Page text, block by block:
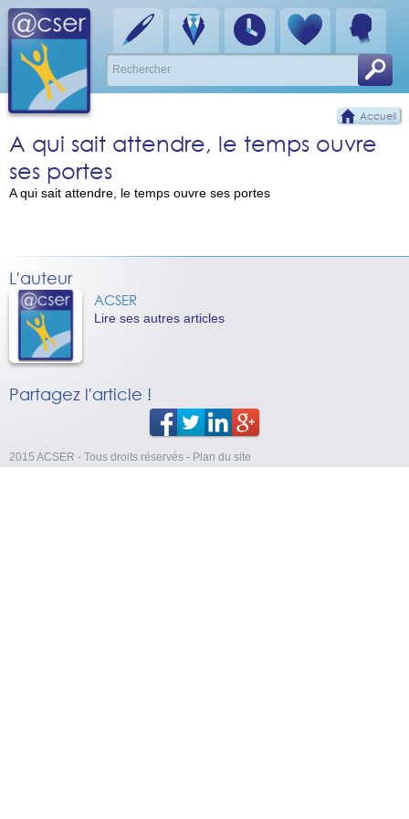
Accueil
A qui sait attendre, le temps ouvre
ses portes
A qui sait attendre, le temps ouvre ses portes
L'auteur
ACSER
Lire ses autres articles
Partagez l'article !
2015 ACSER - Tous droits réservés - Plan du site